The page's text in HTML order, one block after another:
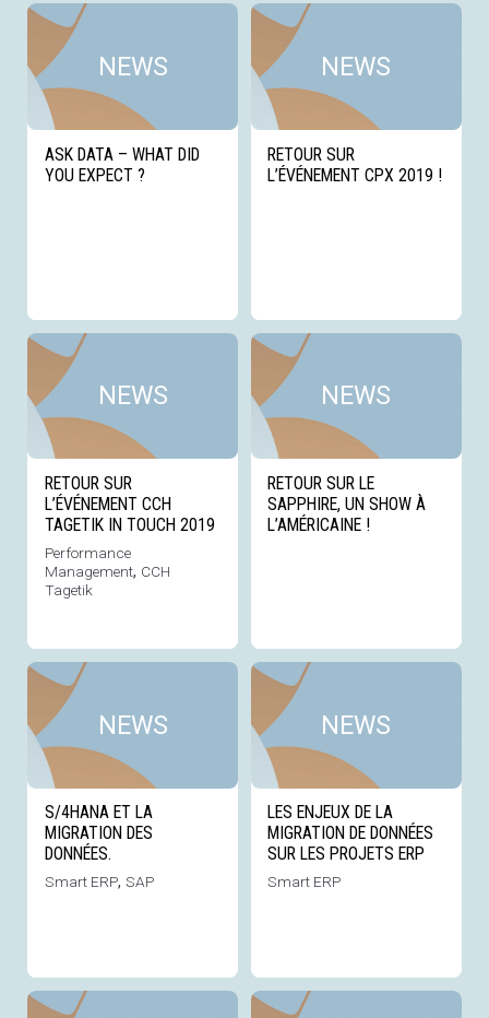
NEWS
ASK DATA – WHAT DID
YOU EXPECT ?
Voir cette news
NEWS
RETOUR SUR
L’ÉVÉNEMENT CPX 2019 !
NEWS
RETOUR SUR
L’ÉVÉNEMENT CCH
TAGETIK IN TOUCH 2019
Performance
Management, CCH
Tagetik
Voir cette news
NEWS
RETOUR SUR LE
SAPPHIRE, UN SHOW À
L’AMÉRICAINE !
NEWS
S/4HANA ET LA
MIGRATION DES
DONNÉES.
Smart ERP, SAP
Voir cette news
NEWS
LES ENJEUX DE LA
MIGRATION DE DONNÉES
SUR LES PROJETS ERP
Smart ERP
Voir cette news